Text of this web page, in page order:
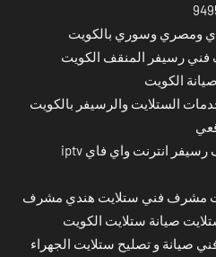
ومصري وسوري بالكويت
رسيفر المنقف الكويت
الكويت
الستلايت والرسيفر بالكويت
فني ستلايت مركزي المنقف رسيفر انترنت واي فاي iptv
مشرف فني ستلايت هندي مشرف
صيانة ستلايت الكويت
صيانة و تصليح ستلايت الجهراء